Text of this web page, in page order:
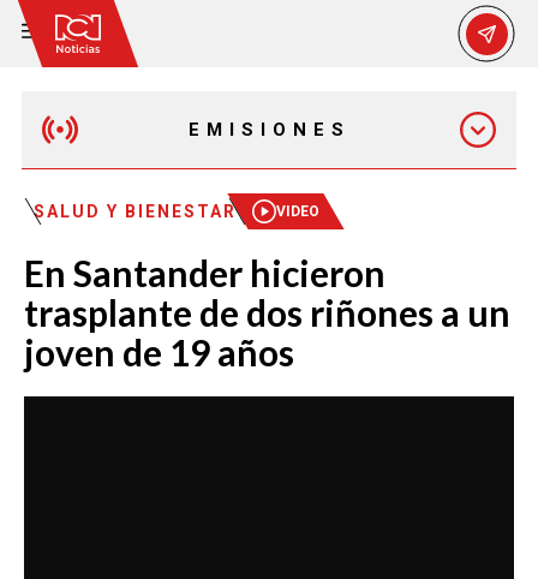
EMISIONES
MAÑANA EXPRESS
EMISIÓN 12:30 PM
EMISIÓN 7:00 PM
SALUD Y BIENESTAR VIDEO
En Santander hicieron
trasplante de dos riñones a un
joven de 19 años